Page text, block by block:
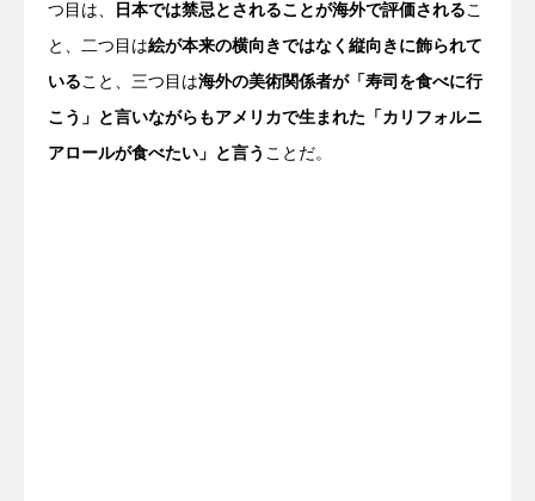
つ目は、 日本では禁忌とされることが海外で評価されるこ
と、二つ目は絵が本来の横向きではなく縦向きに飾られて
いること、三つ目は海外の美術関係者が「寿司を食べに行
こう」と言いながらもアメリカで生まれた「カリフォルニ
アロールが食べたい」と言う ことだ。